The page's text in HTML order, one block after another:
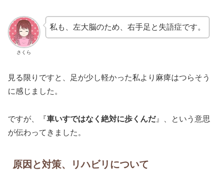
さくら
私も、左大脳のため、右手足と失語症です。
見る限りですと、足が少し軽かった私より麻痺はつらそう
に感じました。
ですが、『車いすではなく絶対に歩くんだ』、という意思
が伝わってきました。
原因と対策、リハビリについて